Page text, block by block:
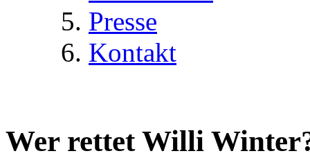
Presse
Kontakt
Wer rettet Willi